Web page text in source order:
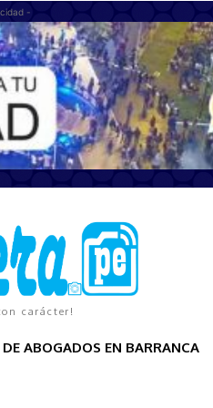
-
carácter!
ABOGADOS EN BARRANCA